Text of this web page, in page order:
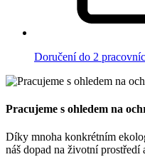
Doručení do 2
Pracujeme s ohledem na
Díky mnoha konkrétním
náš dopad na životní prostředí